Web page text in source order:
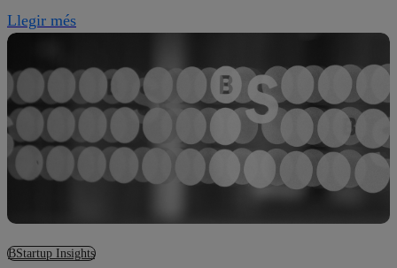
Llegir més
BStartup Insights